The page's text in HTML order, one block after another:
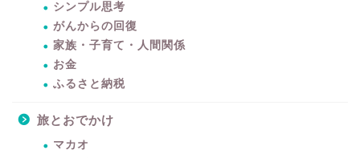
シンプル思考
がんからの回復
家族・子育て・人間関係
お金
ふるさと納税
旅とおでかけ
マカオ
暮らしをちょっと豊かに